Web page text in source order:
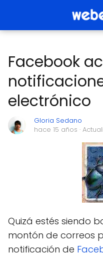
Facebook
electrónico
Gloria Sedano
hace 15 años ·
Quizá estés siendo
montón de correos
notificación de